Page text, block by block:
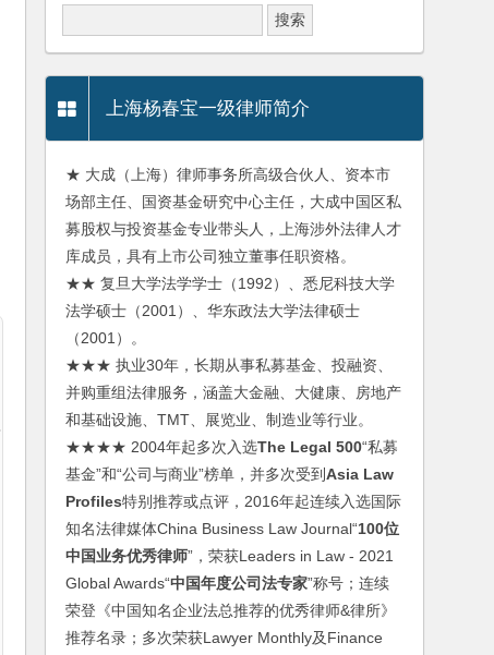
上海杨春宝一级律师简介
★ 大成（上海）律师事务所高级合伙人、资本市
场部主任、国资基金研究中心主任，大成中国区私
募股权与投资基金专业带头人，上海涉外法律人才
库成员，具有上市公司独立董事任职资格。
★★ 复旦大学法学学士（1992）、悉尼科技大学
法学硕士（2001）、华东政法大学法律硕士
（2001）。
★★★ 执业30年，长期从事私募基金、投融资、
并购重组法律服务，涵盖大金融、大健康、房地产
和基础设施、TMT、展览业、制造业等行业。
★★★★ 2004年起多次入选The Legal 500“私募
基金”和“公司与商业”榜单，并多次受到Asia Law
Profiles特别推荐或点评，2016年起连续入选国际
知名法律媒体China Business Law Journal“100位
中国业务优秀律师”，荣获Leaders in Law - 2021
Global Awards“中国年度公司法专家”称号；连续
荣登《中国知名企业法总推荐的优秀律师&律所》
推荐名录；多次荣获Lawyer Monthly及Finance